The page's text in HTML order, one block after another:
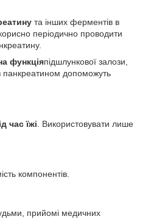
та інших ферментів в
періодично проводити
функціяпідшлункової залози,
панкреатином допоможуть
час їжі . Використовувати лише
компонентів.
прийомі медичних